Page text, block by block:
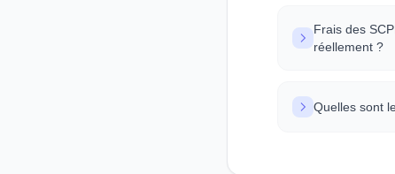
Frais des
réellement ?
Quelles sont